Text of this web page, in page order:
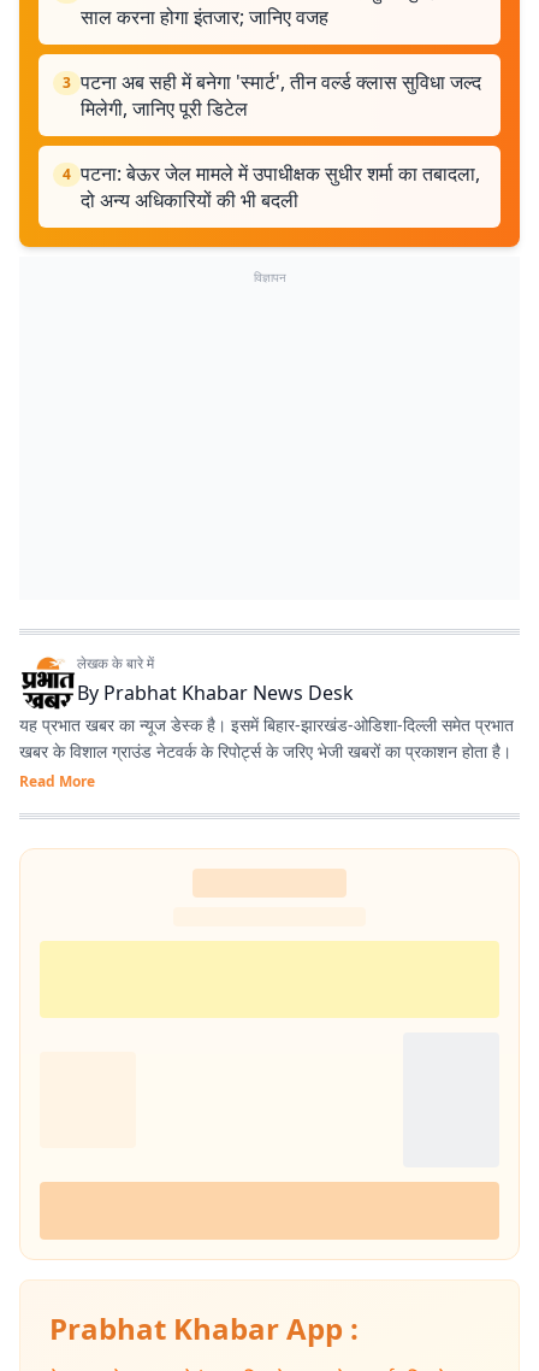
साल करना होगा इंतजार; जानिए वजह
3 पटना अब सही में बनेगा 'स्मार्ट', तीन वर्ल्ड क्लास सुविधा जल्द
मिलेगी, जानिए पूरी डिटेल
4 पटना: बेऊर जेल मामले में उपाधीक्षक सुधीर शर्मा का तबादला,
दो अन्य अधिकारियों की भी बदली
विज्ञापन
लेखक के बारे में
By Prabhat Khabar News Desk
यह प्रभात खबर का न्यूज डेस्क है। इसमें बिहार-झारखंड-ओडिशा-दिल्‍ली समेत प्रभात
खबर के विशाल ग्राउंड नेटवर्क के रिपोर्ट्स के जरिए भेजी खबरों का प्रकाशन होता है।
Read More
Prabhat Khabar App :